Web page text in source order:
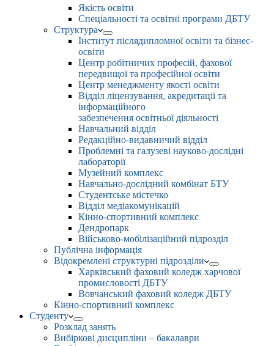
Якість освіти
Спеціальності та освітні програми ДБТУ
Структура
Інститут післядипломної освіти та бізнес-
освіти
Центр робітничих професій, фахової
передвищої та професійної освіти
Центр менеджменту якості освіти
Відділ ліцензування, акредитації та
інформаційного
забезпечення освітньої діяльності
Навчальний відділ
Редакційно-видавничий відділ
Проблемні та галузеві науково-дослідні
лабораторії
Музейний комплекс
Навчально-дослідний комбінат БТУ
Студентське містечко
Відділ медіакомунікацій
Кінно-спортивний комплекс
Дендропарк
Військово-мобілізаційний підрозділ
Публічна інформація
Відокремлені структурні підрозділи
Харківський фаховий коледж харчової
промисловості ДБТУ
Вовчанський фаховий коледж ДБТУ
Кінно-спортивний комплекс
Студенту
Розклад занять
Вибіркові дисципліни – бакалаври